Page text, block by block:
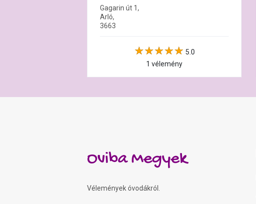
Gagarin út 1,
Arló,
3663
5.0
1 vélemény
Oviba Megyek
Vélemények óvodákról.